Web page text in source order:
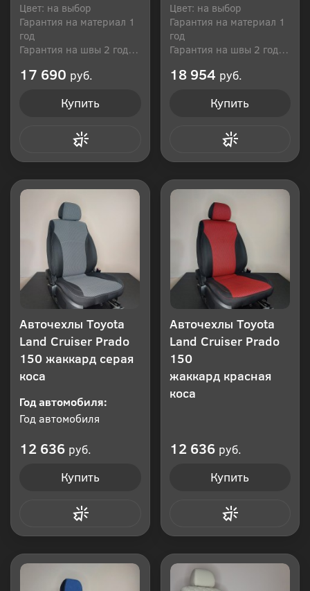
Цвет: на выбор
Гарантия на материал 1
год
Гарантия на швы 2 года
17 690 руб.
Купить
Цвет: на выбор
Гарантия на материал 1
год
Гарантия на швы 2 года
18 954 руб.
Купить
Авточехлы Toyota
Land Cruiser Prado
150 жаккард серая
коса
Год автомобиля:
Год автомобиля
12 636 руб.
Купить
Авточехлы Toyota
Land Cruiser Prado
150
жаккард красная
коса
12 636 руб.
Купить